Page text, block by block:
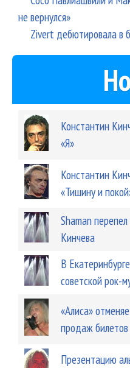
не вернулся»
Zivert дебютировала в
Константин
«Я»
Константин
«Тишину и
Shaman
Кинчева
В
советской рок-
«Алиса»
продаж билетов
Презентацию